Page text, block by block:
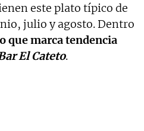
este plato típico de
julio y agosto. Dentro
que marca tendencia
El Cateto.